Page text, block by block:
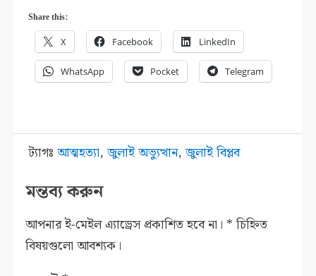
Share this:
X Facebook LinkedIn
WhatsApp Pocket Telegram
ট্যাগঃআত্মহত্যা,জুলাই অভ্যুত্থান,জুলাই বিপ্লব
মন্তব্য করুন
আপনার ই-মেইল এ্যাড্রেস প্রকাশিত হবে না। * চিহ্নিত
বিষয়গুলো আবশ্যক।